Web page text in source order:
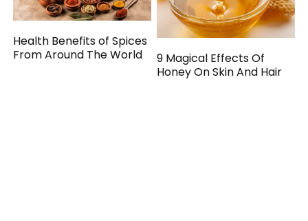
Health Benefits of Spices
From Around The World
9 Magical Effects Of
Honey On Skin And Hair